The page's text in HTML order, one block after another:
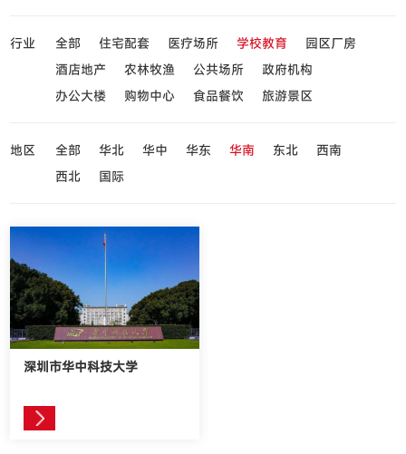
行业 全部 住宅配套 医疗场所 学校教育
园区厂房
酒店地产
农林牧渔 公共场所
政府机构
办公大楼
购物中心 食品餐饮 旅游景区
地区 全部 华北 华中 华东 华南 东北
西南
西北
国际
深圳市华中科技大学